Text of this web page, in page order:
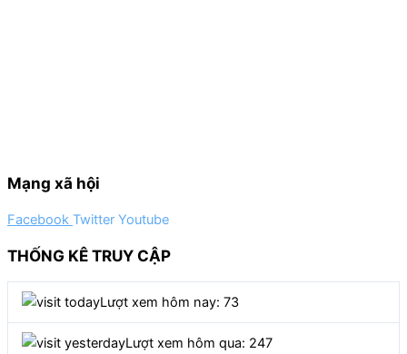
Mạng xã hội
Facebook Twitter Youtube
THỐNG KÊ TRUY CẬP
Lượt xem hôm nay: 73
Lượt xem hôm qua: 247